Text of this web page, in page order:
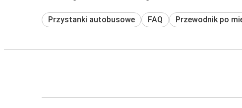
Przystanki autobusowe FAQ Przewodnik po